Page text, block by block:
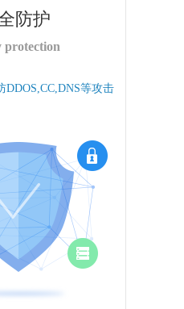
防护
protection
DDOS,CC,DNS等攻击